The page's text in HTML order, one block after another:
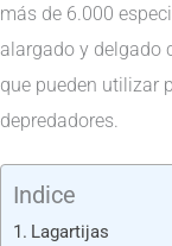
más de 6.000
alargado y delgado
que pueden utilizar
depredadores.
Indice
Lagartijas